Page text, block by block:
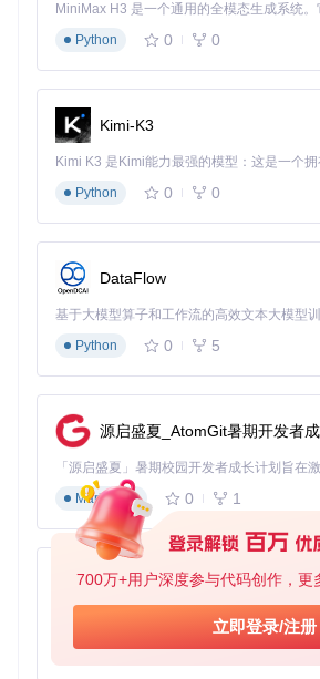
700万+用户深度参与代码创作，更
立即登录/注册
参数说明：-d表示处理目录，-r表示
可添加
-o 输出路径 参数指定转换后
验证阶段：确认解密成功
转换完成后，你需要确认文件是否正确生
检查原NCM文件所在目录，应该出现
文件
尝试用不同播放器打开转换后的文件
查看文件属性，确认音频质量与原文
价值预告：了解工作原理，使用更放心
你不需要成为密码学专家，就能理解
就像理解如何用钥匙开锁不需要知道锁芯
加密原理通俗解读
NCM文件的加密就像这样一个过程：
想象你把音乐文件放进一个保险箱（加密
音乐平台用一把特殊的锁（加密算法
只有平台自己的播放器有对应的钥匙
即使你下载了文件，没有钥匙也无法
ncmdump的解密过程则类似于：
识别保险箱的锁类型（分析加密格式
打开保险箱取出音乐文件（解密并还
Python
0 0
Kimi-K3
Python
0 0
DataFlow
基于大模型算子和工作流的高效文本大模型
Python
0 5
源启盛夏_AtomGit暑期开发者
Markdown
0 1
py-xiaozhi
Python
0 1